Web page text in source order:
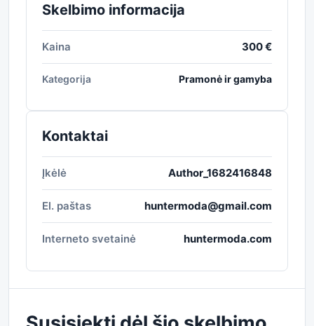
Skelbimo informacija
Kaina 300 €
Kategorija Pramonė ir gamyba
Kontaktai
Įkėlė Author_1682416848
El. paštas huntermoda@gmail.com
Interneto svetainė huntermoda.com